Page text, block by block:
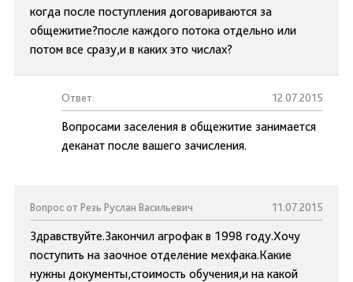
когда после поступления договариваются за
общежитие?после каждого потока отдельно или
потом все сразу,и в каких это числах?
Ответ: 12.07.2015
Вопросами заселения в общежитие занимается
деканат после вашего зачисления.
Вопрос от Резь Руслан Васильевич 11.07.2015
Здравствуйте.Закончил агрофак в 1998 году.Хочу
поступить на заочное отделение мехфака.Какие
нужны документы,стоимость обучения,и на какой